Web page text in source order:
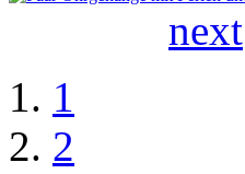
next
1
2